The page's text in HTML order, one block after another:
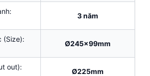
3 năm
(Size):
Ø245x99mm
out):
Ø225mm